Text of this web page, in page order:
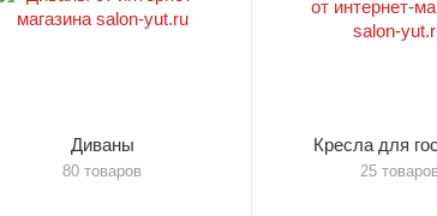
Диваны
80 товаров
Кресла для
25 товаров